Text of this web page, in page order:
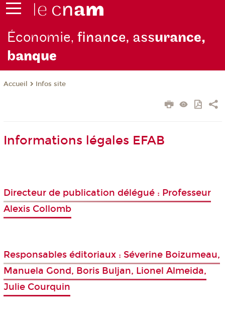
Économie,finance, assurance,
banque
Accueil Infos site
Informations légales EFAB
Directeur de publication délégué : Professeur
Alexis Collomb
Responsables éditoriaux : Séverine Boizumeau,
Manuela Gond, Boris Buljan, Lionel Almeida,
Julie Courquin